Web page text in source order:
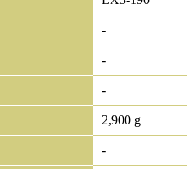
-
-
-
2,900 g
-